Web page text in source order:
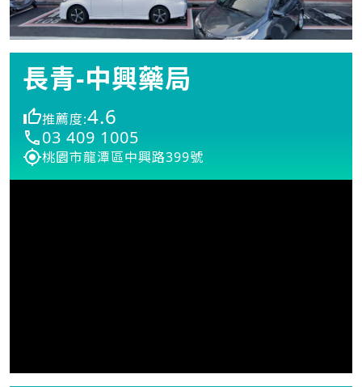
長青-中興藥局
推薦度:4.6
03 409 1005
桃園市龍潭區中興路399號